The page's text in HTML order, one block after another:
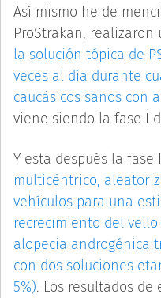
Así mismo he de
ProStrakan, realizaron
la solución tópica de
veces al día durante
caucásicos sanos con
viene siendo la fase I
Y esta después la
multicéntrico,
vehículos para una
recrecimiento del
alopecia androgénica
con dos soluciones
5%). Los resultados de